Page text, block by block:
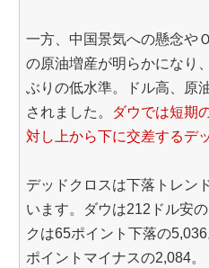
一方、中国景気への懸念や
の原油増産が明らかになり
ぶりの低水準。ドル高、原
されました。
ダウでは短期
対し上から下に交差するデ
デッドクロスは下落トレン
います。ダウは212ドル安
クは65ポイント下落の
ポイントマイナスの2,084。